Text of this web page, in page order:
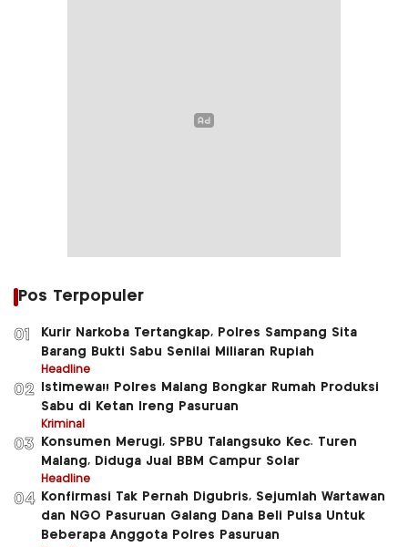
Pos Terpopuler
01
Kurir Narkoba Tertangkap, Polres Sampang Sita
Barang Bukti Sabu Senilai Miliaran Rupiah
Headline
02
Istimewa!! Polres Malang Bongkar Rumah Produksi
Sabu di Ketan Ireng Pasuruan
Kriminal
03
Konsumen Merugi, SPBU Talangsuko Kec. Turen
Malang, Diduga Jual BBM Campur Solar
Headline
04
Konfirmasi Tak Pernah Digubris, Sejumlah Wartawan
dan NGO Pasuruan Galang Dana Beli Pulsa Untuk
Beberapa Anggota Polres Pasuruan